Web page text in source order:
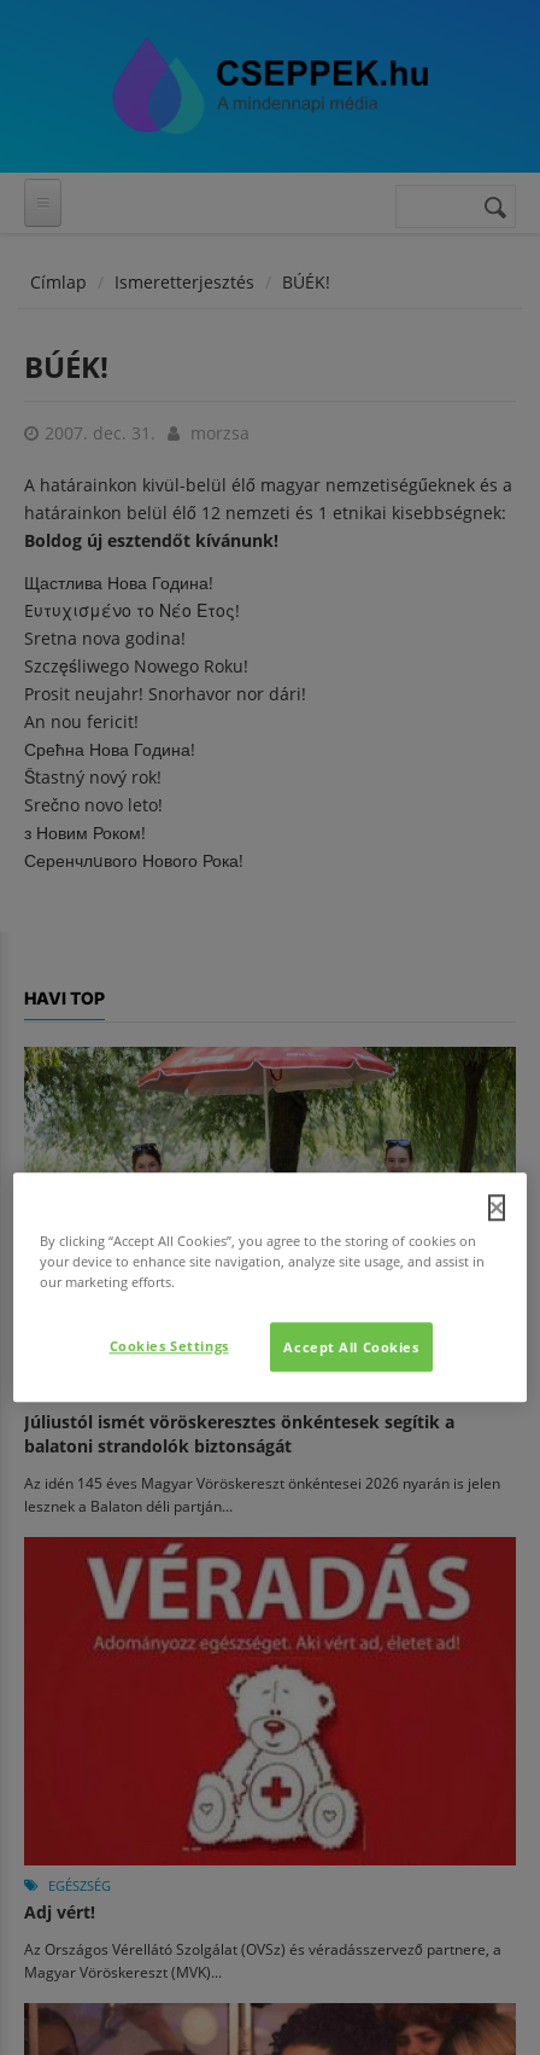
Keresés
Címlap Ismeretterjesztés BÚÉK!
BÚÉK!
2007. dec. 31. morzsa
A határainkon kivül-belül élő magyar nemzetiségűeknek és a
határainkon belül élő 12 nemzeti és 1 etnikai kisebbségnek:
Boldog új esztendőt kívánunk!
Щастлива Нова Година!
Eυτυχισμένο το Νέο Ετος!
Sretna nova godina!
Szczęśliwego Nowego Roku!
Prosit neujahr! Snorhavor nor dári!
An nou fericit!
Срећна Нова Година!
Štastný nový rok!
Srečno novo leto!
з Новим Роком!
Серенчлuвого Нового Рока!
HAVI TOP
Júliustól ismét vöröskeresztes önkéntesek segítik a
balatoni strandolók biztonságát
Az idén 145 éves Magyar Vöröskereszt önkéntesei 2026 nyarán is jelen
lesznek a Balaton déli partján...
EGÉSZSÉG
Adj vért!
Az Országos Vérellátó Szolgálat (OVSz) és véradásszervező partnere, a
Magyar Vöröskereszt (MVK)...
By clicking “Accept All Cookies”, you agree to the storing of cookies on
your device to enhance site navigation, analyze site usage, and assist in
our marketing efforts.
Accept All Cookies
Cookies Settings